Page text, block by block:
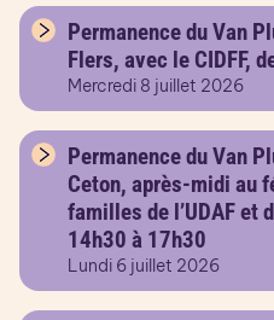
Permanence du Van
Flers, avec le CIDFF,
Mercredi 8 juillet 2026
Permanence du Van
Ceton, après-midi au
familles de l’UDAF et
14h30 à 17h30
Lundi 6 juillet 2026